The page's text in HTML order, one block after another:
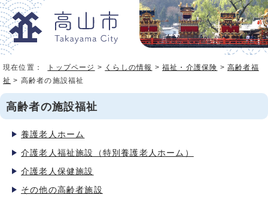
現在位置： トップページ > くらしの情報 >福祉・介護保険 >高齢者福
祉 > 高齢者の施設福祉
高齢者の施設福祉
養護老人ホーム
介護老人福祉施設（特別養護老人ホーム）
介護老人保健施設
その他の高齢者施設